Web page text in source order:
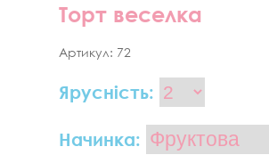
Торт веселка
Артикул: 72
Ярусність:
Начинка: